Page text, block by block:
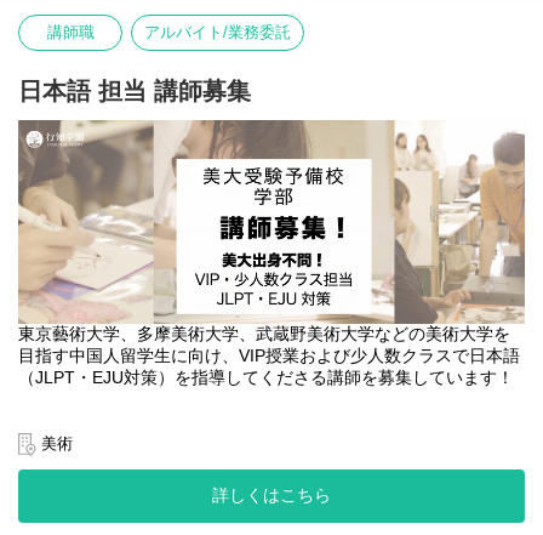
講師職 アルバイト/業務委託
日本語 担当 講師募集
東京藝術大学、多摩美術大学、武蔵野美術大学などの美術大学を
目指す中国人留学生に向け、VIP授業および少人数クラスで日本語
（JLPT・EJU対策）を指導してくださる講師を募集しています！
「JLPT（日本語能力試験）」や「EJU（日本留学試験）」のスコ
アです。 行知美術では、学生一人ひとりの目標や現在のレベルに
合わせたきめ細やかなサポートを行うため、個別・少人数での日
本語指導に力を入れています。
美術
詳しくはこちら